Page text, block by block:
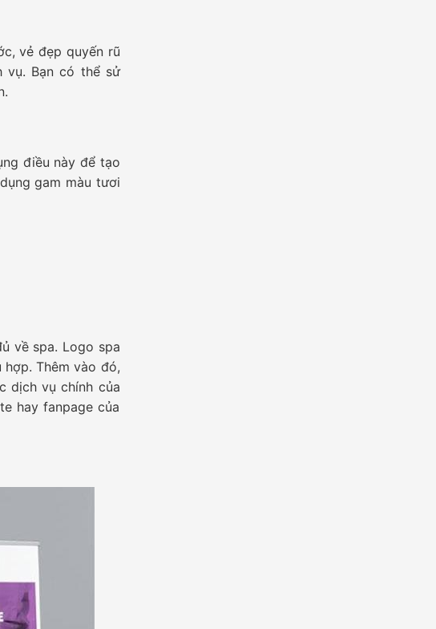
vẻ đẹp quyến rũ
vụ. Bạn có thể sử
điều này để tạo
gam màu tươi
về spa. Logo spa
Thêm vào đó,
dịch vụ chính của
hay fanpage của